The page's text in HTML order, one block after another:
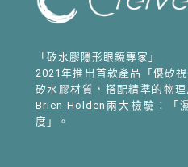
「矽水膠隱形眼鏡專家」
2021年推出首款產品「優矽
矽水膠材質，搭配精準的物
Brien Holden兩大檢驗：「
度」。